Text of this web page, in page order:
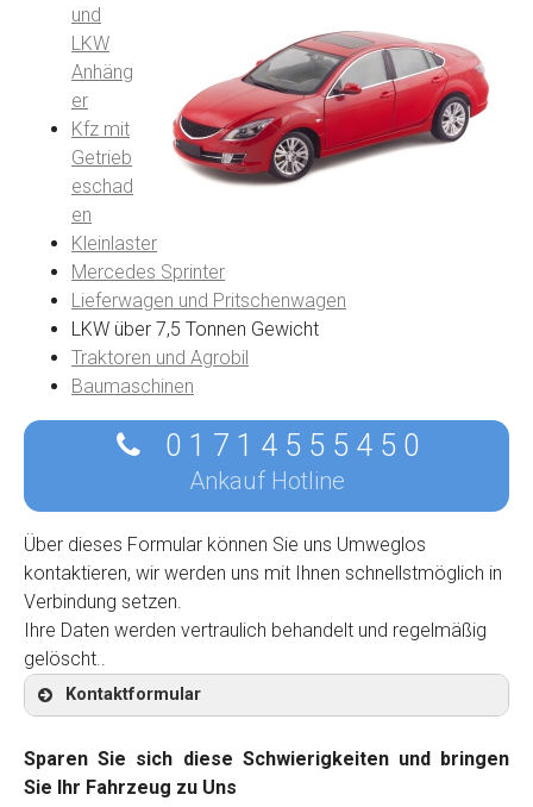
und
LKW
Anhäng
er
Kfz mit
Getrieb
eschad
en
Kleinlaster
Mercedes Sprinter
Lieferwagen und Pritschenwagen
LKW über 7,5 Tonnen Gewicht
Traktoren und Agrobil
Baumaschinen
0 1 7 1 4 5 5 5 4 5 0
Ankauf Hotline
Über dieses Formular können Sie uns Umweglos
kontaktieren, wir werden uns mit Ihnen schnellstmöglich in
Verbindung setzen.
Ihre Daten werden vertraulich behandelt und regelmäßig
gelöscht..
Kontaktformular
Sparen Sie sich diese Schwierigkeiten und bringen
Sie Ihr Fahrzeug zu Uns